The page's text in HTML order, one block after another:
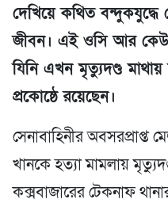
দেখিয়ে কথিত
জীবন। এই ওসি আর কেউ
যিনি এখন মৃত্যুদণ্ড মাথায়
প্রকোষ্ঠে রয়েছেন।
সেনাবাহিনীর অবসরপ্রাপ্ত
খানকে হত্যা মামলায়
কক্সবাজারের টেকনাফ